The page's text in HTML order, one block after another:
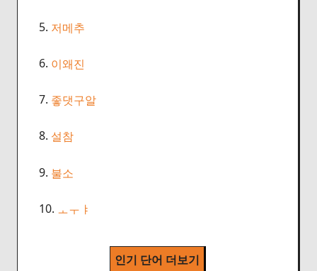
5. 저메추
6. 이왜진
7. 좋댓구알
8. 설참
9. 불소
10. ㅗㅜㅑ
인기 단어 더보기